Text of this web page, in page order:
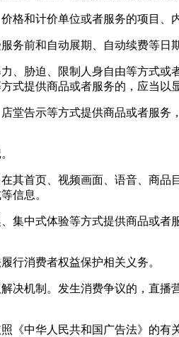
和计价单位或者服务的项目、
前和自动展期、自动续费等日
胁迫、限制人身自由等方式或
式提供商品或者服务的，应当以
告示等方式提供商品或者服
其首页、视频画面、语音、商
信息。
集中式体验等方式提供商品或
行消费者权益保护相关义务。
决机制。发生消费争议的，直
中华人民共和国广告法》的有